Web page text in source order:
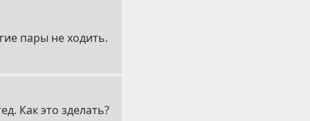
пары не ходить.
Как это зделать?